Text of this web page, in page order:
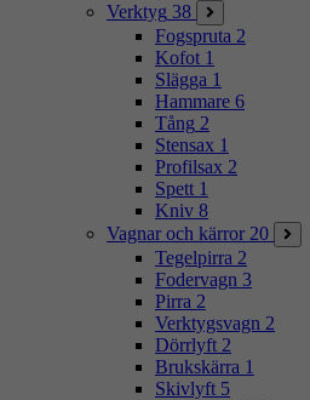
Verktyg 38
Fogspruta 2
Kofot 1
Slägga 1
Hammare 6
Tång 2
Stensax 1
Profilsax 2
Spett 1
Kniv 8
Vagnar och kärror 20
Tegelpirra 2
Fodervagn 3
Pirra 2
Verktygsvagn 2
Dörrlyft 2
Brukskärra 1
Skivlyft 5